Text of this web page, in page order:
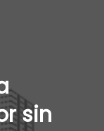
sin